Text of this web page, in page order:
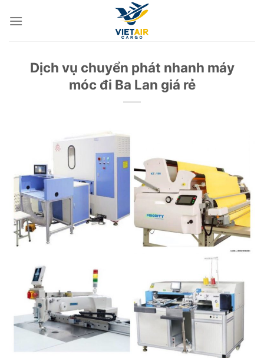
Dịch vụ chuyển phát nhanh máy
móc đi Ba Lan giá rẻ